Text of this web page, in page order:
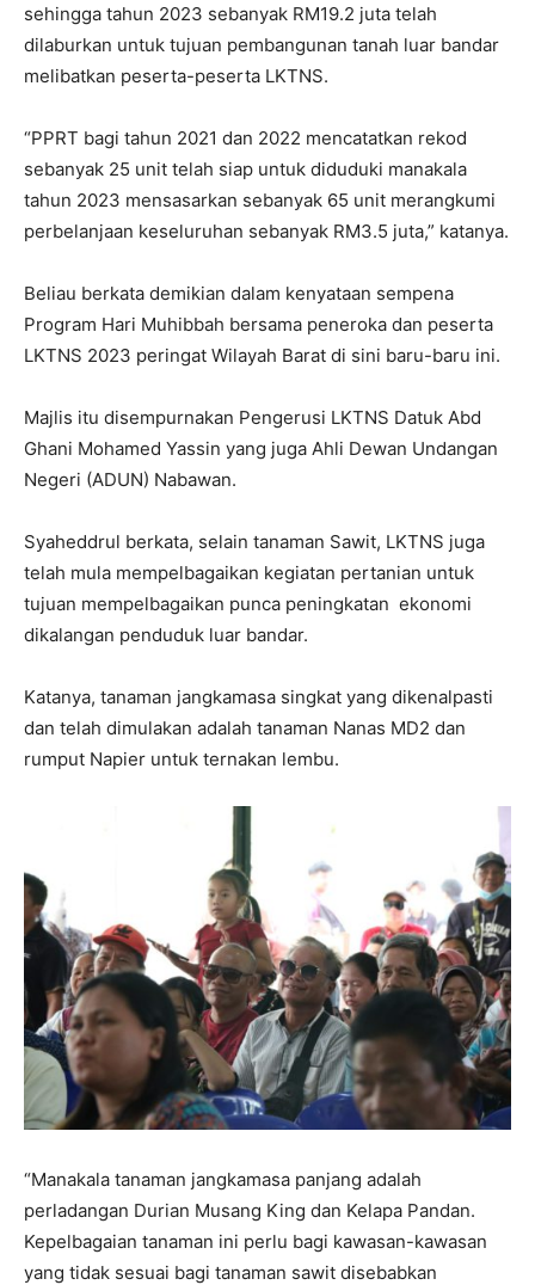
sehingga tahun 2023 sebanyak RM19.2 juta telah
dilaburkan untuk tujuan pembangunan tanah luar bandar
melibatkan peserta-peserta LKTNS.
“PPRT bagi tahun 2021 dan 2022 mencatatkan rekod
sebanyak 25 unit telah siap untuk diduduki manakala
tahun 2023 mensasarkan sebanyak 65 unit merangkumi
perbelanjaan keseluruhan sebanyak RM3.5 juta,” katanya.
Beliau berkata demikian dalam kenyataan sempena
Program Hari Muhibbah bersama peneroka dan peserta
LKTNS 2023 peringat Wilayah Barat di sini baru-baru ini.
Majlis itu disempurnakan Pengerusi LKTNS Datuk Abd
Ghani Mohamed Yassin yang juga Ahli Dewan Undangan
Negeri (ADUN) Nabawan.
Syaheddrul berkata, selain tanaman Sawit, LKTNS juga
telah mula mempelbagaikan kegiatan pertanian untuk
tujuan mempelbagaikan punca peningkatan ekonomi
dikalangan penduduk luar bandar.
Katanya, tanaman jangkamasa singkat yang dikenalpasti
dan telah dimulakan adalah tanaman Nanas MD2 dan
rumput Napier untuk ternakan lembu.
“Manakala tanaman jangkamasa panjang adalah
perladangan Durian Musang King dan Kelapa Pandan.
Kepelbagaian tanaman ini perlu bagi kawasan-kawasan
yang tidak sesuai bagi tanaman sawit disebabkan